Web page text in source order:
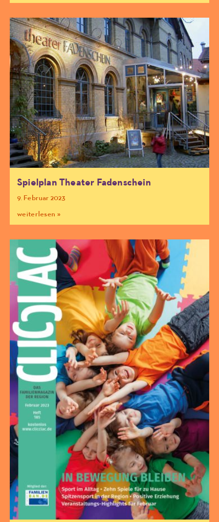
Spielplan Theater Fadenschein
9. Februar 2023
weiterlesen »